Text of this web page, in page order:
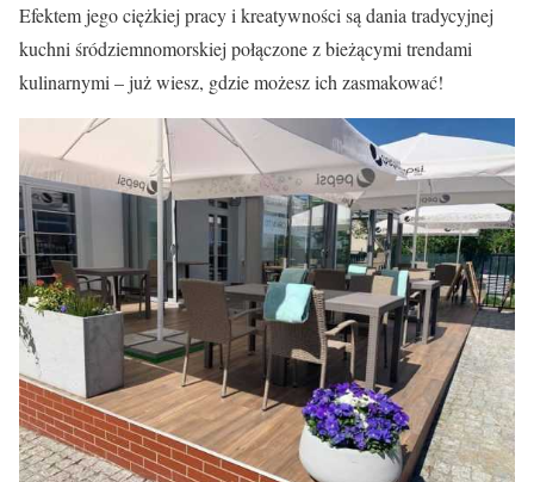
Efektem jego ciężkiej pracy i kreatywności są dania tradycyjnej
kuchni śródziemnomorskiej połączone z bieżącymi trendami
kulinarnymi – już wiesz, gdzie możesz ich zasmakować!